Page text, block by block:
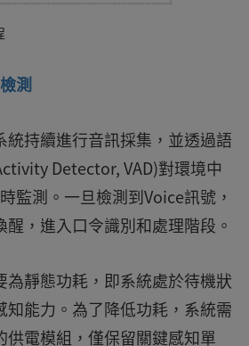
測
統持續進行音訊採集，並透過語
Detector, VAD)對環境中
監測。一旦檢測到Voice訊號，
，進入口令識別和處理階段。
為靜態功耗，即系統處於待機狀
知能力。為了降低功耗，系統需
供電模組，僅保留關鍵感知單